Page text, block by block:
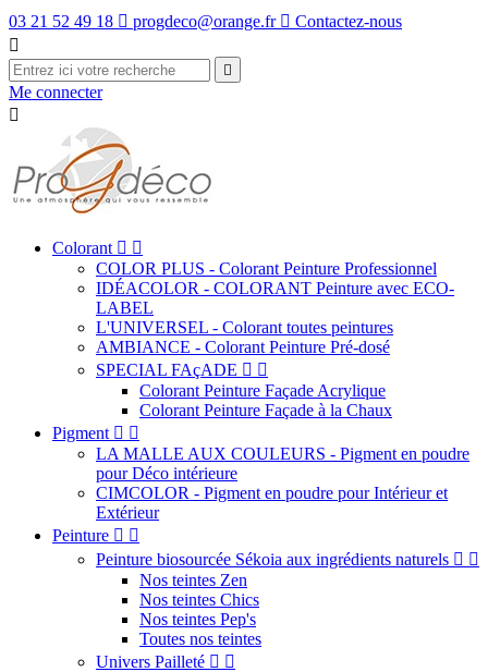
03 21 52 49 18  progdeco@orange.fr  Contactez-nous


Me connecter

Colorant  
COLOR PLUS - Colorant Peinture Professionnel
IDÉACOLOR - COLORANT Peinture avec ECO-
LABEL
L'UNIVERSEL - Colorant toutes peintures
AMBIANCE - Colorant Peinture Pré-dosé
SPECIAL FAçADE  
Colorant Peinture Façade Acrylique
Colorant Peinture Façade à la Chaux
Pigment  
LA MALLE AUX COULEURS - Pigment en poudre
pour Déco intérieure
CIMCOLOR - Pigment en poudre pour Intérieur et
Extérieur
Peinture  
Peinture biosourcée Sékoia aux ingrédients naturels  
Nos teintes Zen
Nos teintes Chics
Nos teintes Pep's
Toutes nos teintes
Univers Pailleté  